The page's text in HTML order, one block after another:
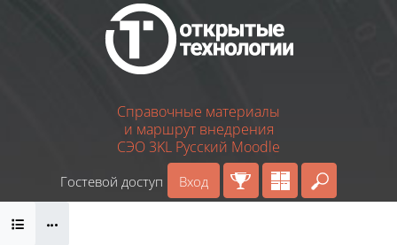
Перейти к основному содержанию
Справочные материалы
и маршрут внедрения
СЭО 3KL Русский Moodle
Введите
Гостевой доступ Вход
Блоки